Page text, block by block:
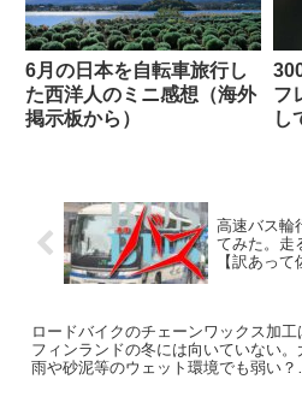
6月の日本を自転車旅行し
た西洋人のミニ感想（海外
掲示板から）
フ
し
高速バス輪
てみた。走
【訳あっ
ロードバイクのチェーンワックス加工
フィンランドの冬には向いていない。
雨や砂泥等のウェット環境でも弱い？